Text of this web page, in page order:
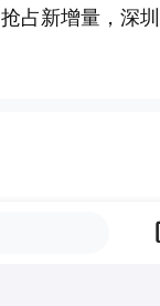
抢占新增量，深